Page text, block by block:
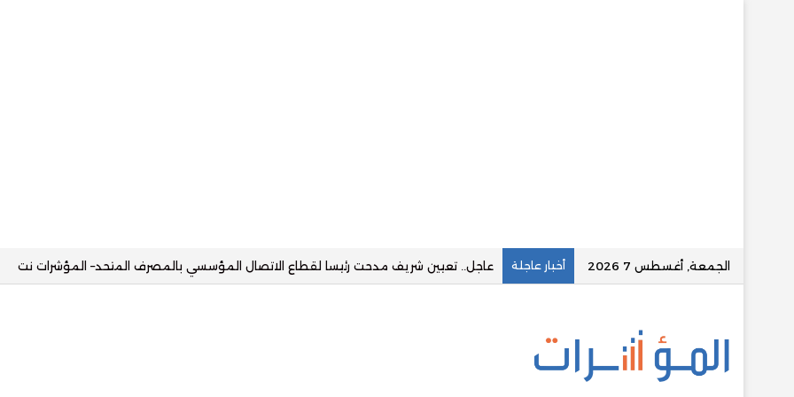
الجمعة, أغسطس 7 2026 أخبار عاجلة قسطلي توقع تسهيلا ائتمانيا مع البنك الأهلي وتستهدف محفظة تمويلية بقيمة 2.5 مليار جنيه– المؤشرات نت